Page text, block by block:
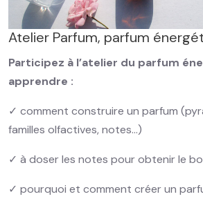
Atelier Parfum, parfum
Participez à l’atelier du parfum
apprendre :
✓ comment construire un parfum
familles olfactives, notes…)
✓ à doser les notes pour obtenir le
✓ pourquoi et comment créer un